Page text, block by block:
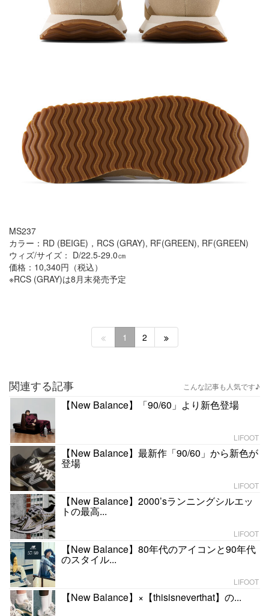
MS237
カラー：RD (BEIGE)，RCS (GRAY), RF(GREEN), RF(GREEN)
ウィズ/サイズ： D/22.5-29.0㎝
価格：10,340円（税込）
※RCS (GRAY)は8月末発売予定
1 2
関連する記事 こんな記事も人気です♪
【New Balance】「90/60」より新色登場
LIFOOT
【New Balance】最新作「90/60」から新色が
登場
LIFOOT
【New Balance】2000’sランニングシルエッ
トの最高...
LIFOOT
【New Balance】80年代のアイコンと90年代
のスタイル...
LIFOOT
【New Balance】×【thisisneverthat】の...